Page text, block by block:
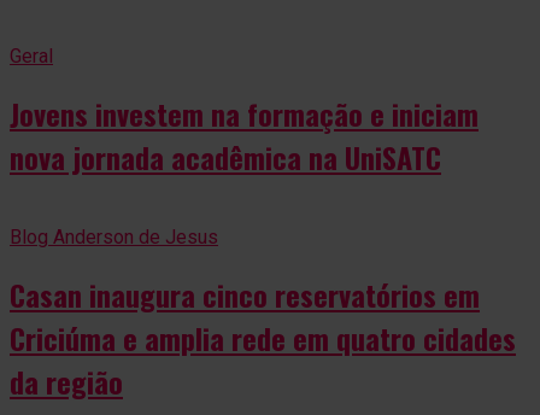
Geral
Jovens investem na formação e iniciam
nova jornada acadêmica na UniSATC
Blog Anderson de Jesus
Casan inaugura cinco reservatórios em
Criciúma e amplia rede em quatro cidades
da região